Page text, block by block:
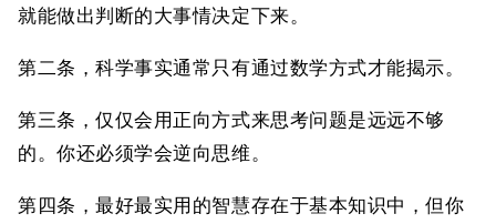
就能做出判断的大事情决定下来。
第二条，科学事实通常只有通过数学方式才能揭示。
第三条，仅仅会用正向方式来思考问题是远远不够
的。你还必须学会逆向思维。
第四条，最好最实用的智慧存在于基本知识中，但你